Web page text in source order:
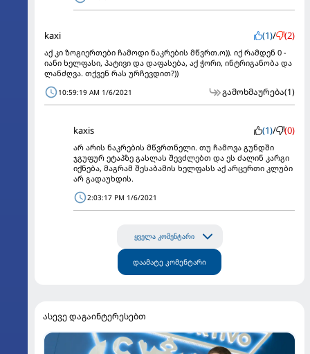
kaxi (1)/ (2)
აქ კი ზოგიერთები ჩამოდი ნაკრების მწვრთ.ო)). იქ რამდენ 0 -
იანი ხელფასი, პატივი და დაფასება, აქ ჭორი, ინტრიგანობა და
ლანძღვა. თქვენ რას ურჩევდით?))
10:59:19 AM 1/6/2021 გამოხმაურება(1)
kaxis (1)/ (0)
არ არის ნაკრების მწვრთნელი. თუ ჩამოვა გუნდში
ჯგუფურ ეტაპზე გასლას შევძლებთ და ეს ძალინ კარგი
იქნება, მაგრამ შესაბამის ხელფასს აქ არცერთი კლუბი
არ გადაუხდის.
2:03:17 PM 1/6/2021
ყველა კომენტარი
დაამატე კომენტარი
ასევე დაგაინტერესებთ